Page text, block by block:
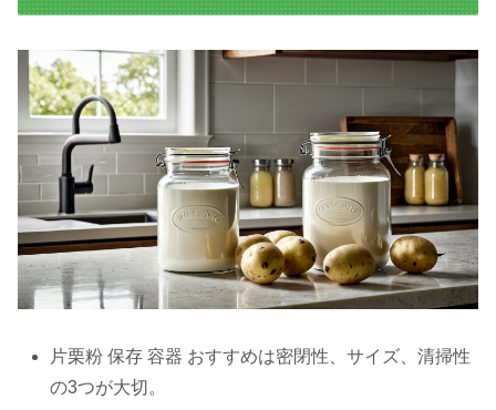
片栗粉 保存 容器 おすすめは密閉性、サイズ、清掃性
の3つが大切。